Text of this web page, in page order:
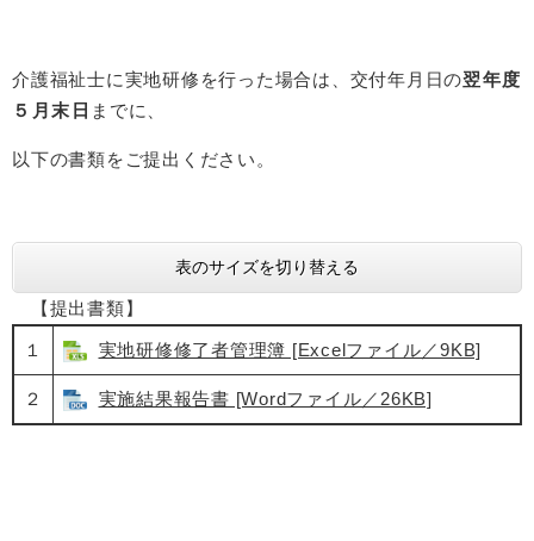
介護福祉士に実地研修を行った場合は、交付年月日の翌年度
５月末日 までに、
以下の書類をご提出ください。
表のサイズを切り替える
【提出書類】
１ 実地研修修了者管理簿 [Excelファイル／9KB]
２ 実施結果報告書 [Wordファイル／26KB]